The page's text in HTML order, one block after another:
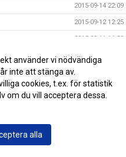
2015-09-14 22:09
2015-09-12 12:25
2015-09-11 16:50
2015-09-11 12:52
2015-09-08 20:43
september
använder vi nödvändiga
inte att stänga av.
cookies, t.ex. för statistik
om du vill acceptera dessa.
alla